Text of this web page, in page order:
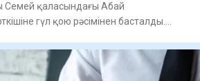
қаласындағы Абай
гүл қою рәсімінен басталды.